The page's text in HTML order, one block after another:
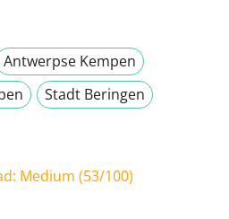
Antwerpse Kempen
Stadt Beringen
Medium (53/100)